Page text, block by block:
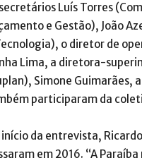
Luís Torres
e Gestão), João
o diretor de
Lima, a diretora-
Simone Guimarães,
participaram da
início da entrevista,
em 2016. “A